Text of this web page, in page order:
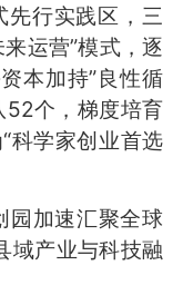
先行实践区，三
运营”模式，逐
本加持”良性循
52个，梯度培育
科学家创业首选
加速汇聚全球
域产业与科技融